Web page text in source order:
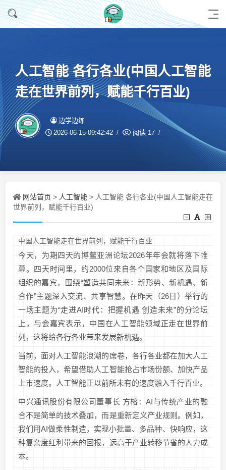
人工智能 各行各业(中国人工智能
走在世界前列，赋能千行百业)
边学边练
2026-06-15 09:42:42 阅读 17
网站首页 > 人工智能 > 人工智能 各行各业(中国人工智能走在
世界前列，赋能千行百业)
中国人工智能走在世界前列，赋能千行百业
今天，为期四天的博鳌亚洲论坛2026年年会就将落下帷
幕。四天时间里，约2000位来自各个国家和地区及国际
组织的嘉宾，围绕“塑造共同未来：新形势、新机遇、新
合作”主题深入交流、共享智慧。在昨天（26日）举行的
一场主题为“走进AI时代：把握机遇 创造未来”的分论坛
上，与会嘉宾表示，中国在人工智能领域正走在世界前
列，这将给各行各业带来发展新机遇。
当前，面对人工智能浪潮的席卷，各行各业都在加大人工
智能的投入，希望借助人工智能抢占市场份额、加快产品
上市速度。人工智能正以前所未有的速度融入千行百业。
中兴通讯股份有限公司董事长 方榕：AI与传统产业的融
合不是简单的技术叠加，而是重新定义产业规则。例如，
我们用AI做柔性制造，实现小批量、多品种、快响应，这
种复杂度红利带来的回报，远高于产业转移节省的人力成
本。